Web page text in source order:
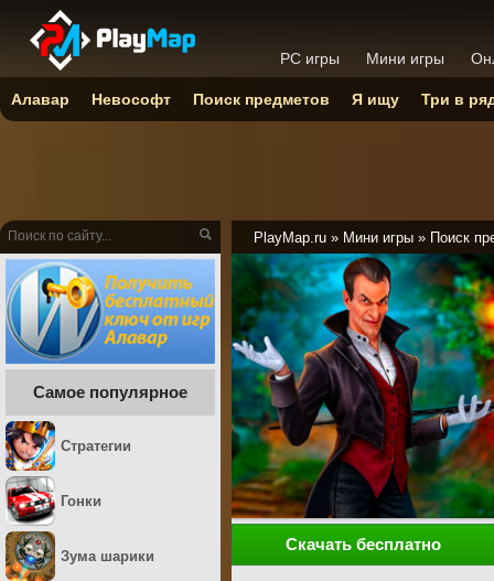
PlayMap.ru » Мини игры » Поиск
Скачать бесплатно
Самое популярное
Стратегии
Гонки
Зума шарики
PC игры Мини игры
Алавар Невософт Поиск предметов Я ищу Три в